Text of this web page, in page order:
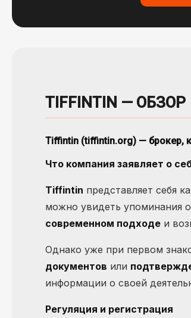
TIFFINTIN — ОБЗОР
Tiffintin (tiffintin.org) — брокер,
Что компания заявляет о
Tiffintin представляет себя
можно увидеть упоминания о
современном подходе и
Однако уже при первом
документов или
информации о своей
Регуляция и регистрация